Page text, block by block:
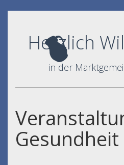
Herzlich
in der
Gesundheit